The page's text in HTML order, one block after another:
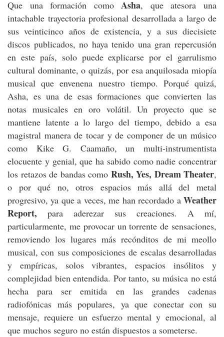
Que una formación comoAsha, que atesora una
intachable trayectoria profesional desarrollada a largo de
sus veinticinco años de existencia, y a sus diecisiete
discos publicados, no haya tenido una gran repercusión
en este país, solo puede explicarse por el garrulismo
cultural dominante, o quizás, por esa anquilosada miopía
musical que envenena nuestro tiempo. Porqué quizá,
Asha, es una de esas formaciones que convierten las
notas musicales en oro volátil. Un proyecto que se
mantiene latente a lo largo del tiempo, debido a esa
magistral manera de tocar y de componer de un músico
como Kike G. Caamaño, un multi-instrumentista
elocuente y genial, que ha sabido como nadie concentrar
los retazos de bandas como Rush, Yes, Dream Theater,
o por qué no, otros espacios más allá del metal
progresivo, ya que a veces, me han recordado a Weather
Report, para aderezar sus creaciones. A mí,
particularmente, me provocar un torrente de sensaciones,
removiendo los lugares más recónditos de mi meollo
musical, con sus composiciones de escalas desarrolladas
y empíricas, solos vibrantes, espacios insólitos y
complejidad bien entendida. Por tanto, su música no está
hecha para ser emitida en las grandes cadenas
radiofónicas más populares, ya que conectar con su
mensaje, requiere un esfuerzo mental y emocional, al
que muchos seguro no están dispuestos a someterse.